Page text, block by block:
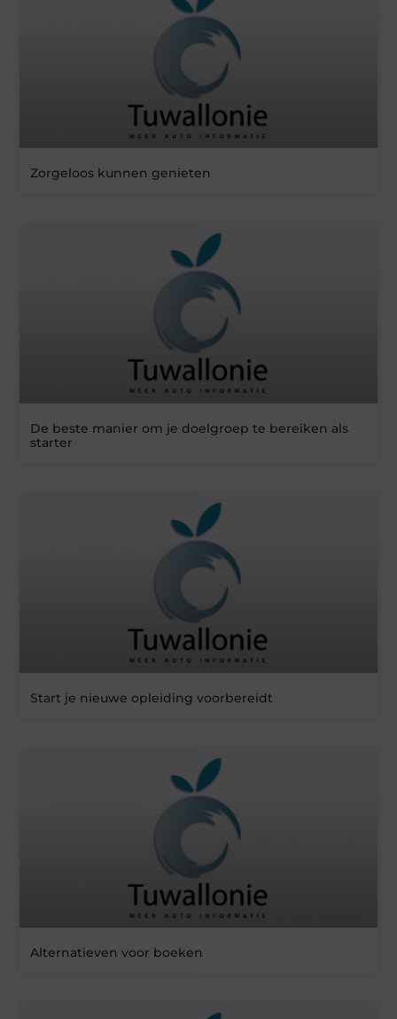
Zorgeloos kunnen genieten
De beste manier om je doelgroep te bereiken als
starter
Start je nieuwe opleiding voorbereidt
Alternatieven voor boeken